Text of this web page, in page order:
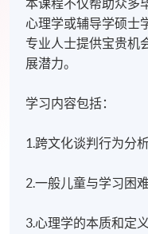
本课程不仅帮助众多
心理学或辅导学硕士
专业人士提供宝贵机
展潜力。
学习内容包括：
1.跨文化谈判行为分
2.一般儿童与学习困
3.心理学的本质和定义